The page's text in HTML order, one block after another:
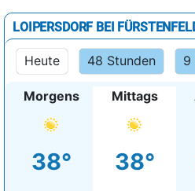
LOIPERSDORF BEI
Heute 48 Stunden 9
Morgens
38°
Mittags
38°